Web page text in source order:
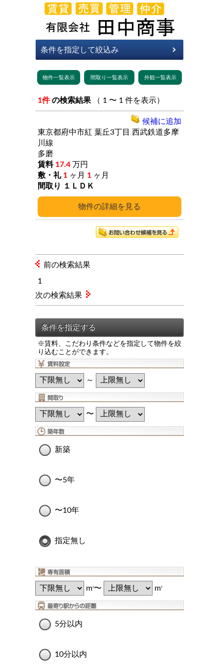
1件 の検索結果 （ 1 〜 1 件を表示）
詳細
東京都府中市紅 葉丘3丁目 西武鉄道多摩
川線
多磨
17.4 万円
1 ヶ月 1 ヶ月
１ＬＤＫ
候補に追加
前の検索結果
1
※賃料、こだわり条件などを指定して物件を絞
り込むことができます。
～
〜
新築
〜5年
〜10年
指定無し
m2〜 m2
5分以内
10分以内